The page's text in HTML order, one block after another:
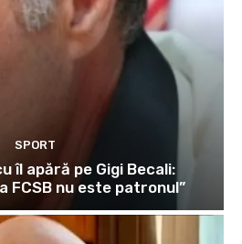
SPORT
îl apără pe Gigi Becali:
FCSB nu este patronul”